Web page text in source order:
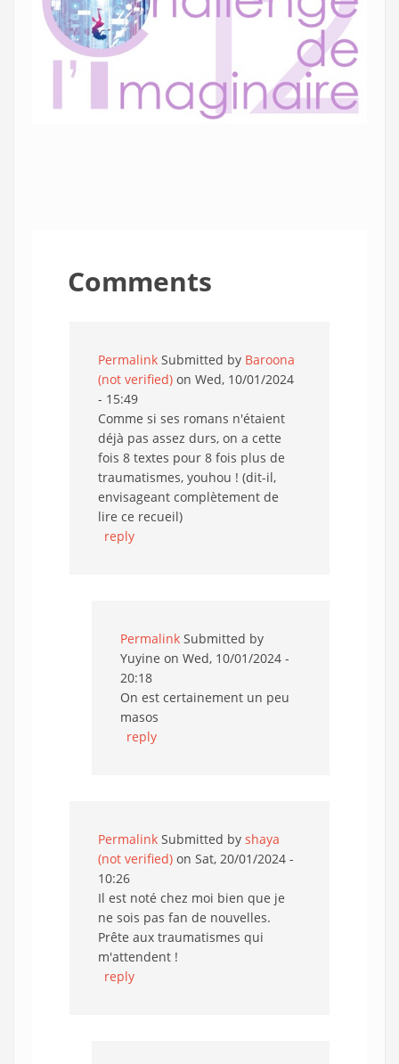
Comments
Permalink Submitted by Baroona
(not verified) on Wed, 10/01/2024
- 15:49
Comme si ses romans n'étaient
déjà pas assez durs, on a cette
fois 8 textes pour 8 fois plus de
traumatismes, youhou ! (dit-il,
envisageant complètement de
lire ce recueil)
reply
Permalink Submitted by
Yuyine on Wed, 10/01/2024 -
20:18
On est certainement un peu
masos
reply
Permalink Submitted by shaya
(not verified) on Sat, 20/01/2024 -
10:26
Il est noté chez moi bien que je
ne sois pas fan de nouvelles.
Prête aux traumatismes qui
m'attendent !
reply